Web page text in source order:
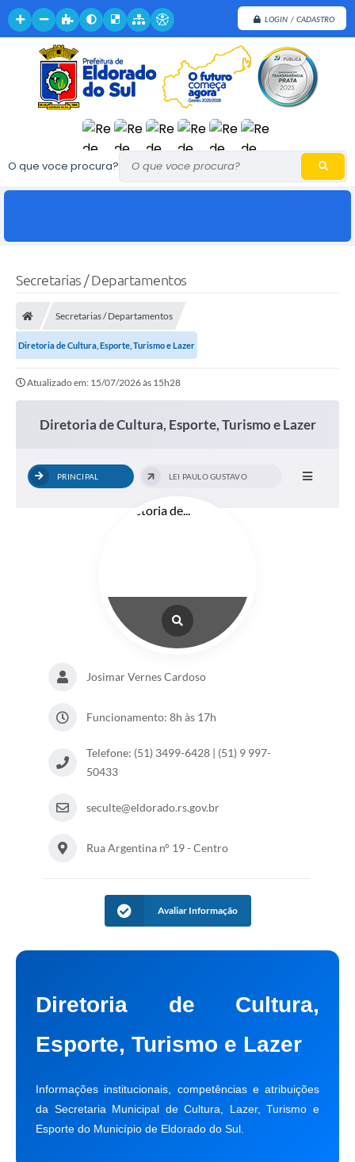
LOGIN / CADASTRO
O que voce procura?
Secretarias / Departamentos
Secretarias / Departamentos
Diretoria de Cultura, Esporte, Turismo e Lazer
Atualizado em: 15/07/2026 às 15h28
Diretoria de Cultura, Esporte, Turismo e Lazer
PRINCIPAL LEI PAULO GUSTAVO
Josimar Vernes Cardoso
Funcionamento: 8h às 17h
Telefone: (51) 3499-6428 | (51) 9 997-
50433
seculte@eldorado.rs.gov.br
Rua Argentina n° 19 - Centro
Avaliar Informação
Diretoria de Cultura,
Esporte, Turismo e Lazer
Informações institucionais, competências e atribuições
da Secretaria Municipal de Cultura, Lazer, Turismo e
Esporte do Município de Eldorado do Sul.